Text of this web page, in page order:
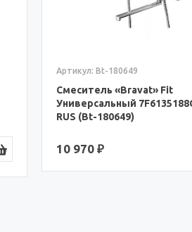
Артикул: Bt-180649
Смеситель «Bravat» Fit
Универсальный
RUS (Bt-180649)
10 970 ₽